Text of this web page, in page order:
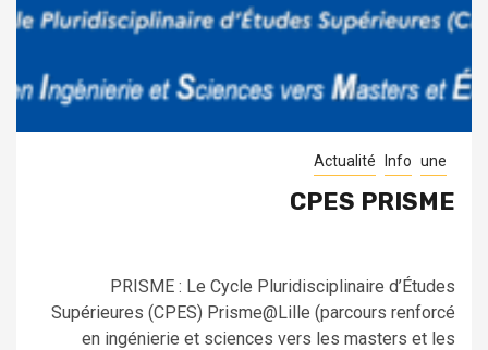
Actualité Info une
CPES PRISME
PRISME : Le Cycle Pluridisciplinaire d’Études
Supérieures (CPES) Prisme@Lille (parcours renforcé
en ingénierie et sciences vers les masters et les